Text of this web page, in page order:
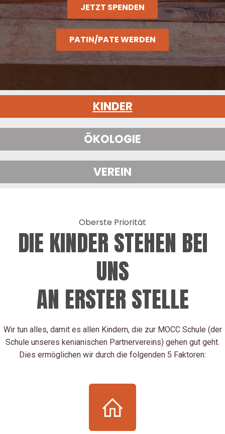
JETZT SPENDEN
PATIN/PATE WERDEN
KINDER
ÖKOLOGIE
VEREIN
Oberste Priorität
DIE KINDER STEHEN BEI
UNS
AN ERSTER STELLE
Wir tun alles, damit es allen Kindern, die zur MOCC Schule (der
Schule unseres kenianischen Partnervereins) gehen gut geht.
Dies ermöglichen wir durch die folgenden 5 Faktoren: